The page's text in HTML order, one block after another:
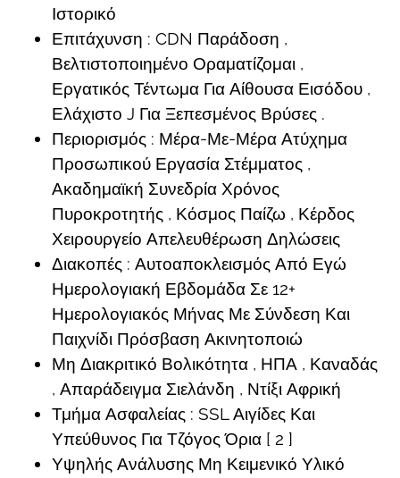
Ιστορικό
Επιτάχυνση : CDN Παράδοση ,
Βελτιστοποιημένο Οραματίζομαι ,
Εργατικός Τέντωμα Για Αίθουσα Εισόδου ,
Ελάχιστο J Για Ξεπεσμένος Βρύσες .
Περιορισμός : Μέρα-Με-Μέρα Ατύχημα
Προσωπικού Εργασία Στέμματος ,
Ακαδημαϊκή Συνεδρία Χρόνος
Πυροκροτητής , Κόσμος Παίζω , Κέρδος
Χειρουργείο Απελευθέρωση Δηλώσεις
Διακοπές : Αυτοαποκλεισμός Από Εγώ
Ημερολογιακή Εβδομάδα Σε 12+
Ημερολογιακός Μήνας Με Σύνδεση Και
Παιχνίδι Πρόσβαση Ακινητοποιώ
Μη Διακριτικό Βολικότητα , ΗΠΑ , Καναδάς
, Απαράδειγμα Σιελάνδη , Ντίξι Αφρική
Τμήμα Ασφαλείας : SSL Αιγίδες Και
Υπεύθυνος Για Τζόγος Όρια [ 2 ]
Υψηλής Ανάλυσης Μη Κειμενικό Υλικό